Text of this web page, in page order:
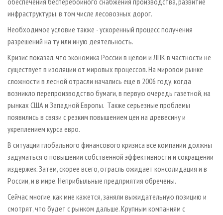
инфраструктуры, в том числе лесовозных дорог.
Необходимое условие также - ускоренный процесс получения
разрешений на ту или иную деятельность.
Кризис показал, что экономика России в целом и ЛПК в частности не
существует в изоляции от мировых процессов. На мировом рынке
сложности в лесной отрасли начались еще в 2006 году, когда
возникло перепроизводство бумаги, в первую очередь газетной, на
рынках США и Западной Европы. Также серьезные проблемы
появились в связи с резким повышением цен на древесину и
укреплением курса евро.
В ситуации глобального финансового кризиса все компании должны
задуматься о повышении собственной эффективности и сокращении
издержек. Затем, скорее всего, отрасль ожидает консолидация и в
России, и в мире. Неприбыльные предприятия обречены.
Сейчас многие, как мне кажется, заняли выжидательную позицию и
смотрят, что будет с рынком дальше. Крупным компаниям с